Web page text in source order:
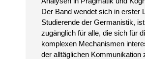
Der Band wendet sich in erster
Studierende der Germanistik,
zugänglich für alle, die sich für
komplexen Mechanismen
der alltäglichen Kommunikation